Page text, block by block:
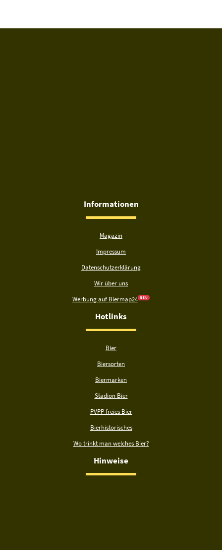
Informationen
Magazin
Impressum
Datenschutzerklärung
Wir über uns
Werbung auf Biermap24 N E U
Hotlinks
Bier
Biersorten
Biermarken
Stadion Bier
PVPP freies Bier
Bierhistorisches
Wo trinkt man welches Bier?
Hinweise